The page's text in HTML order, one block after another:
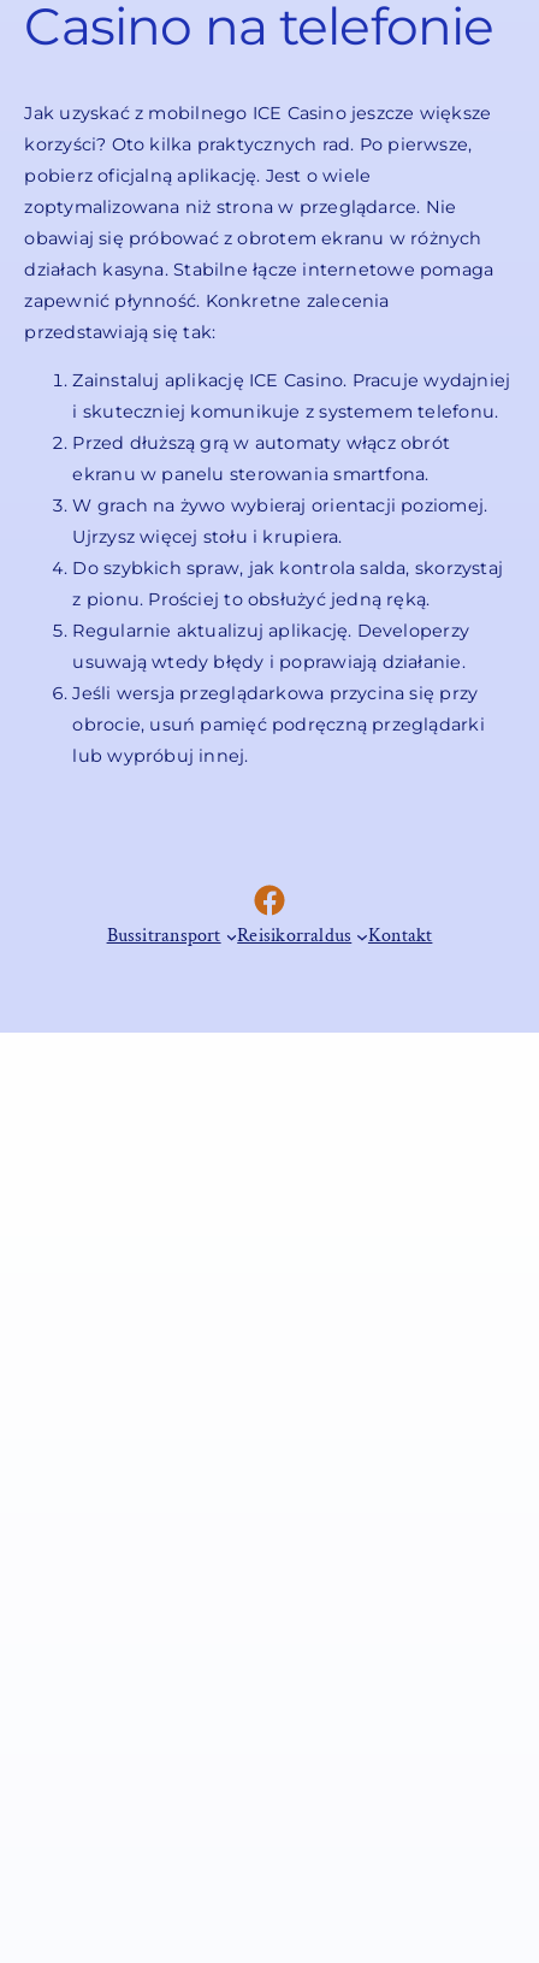
Casino na telefonie
Jak uzyskać z mobilnego ICE Casino jeszcze większe
korzyści? Oto kilka praktycznych rad. Po pierwsze,
pobierz oficjalną aplikację. Jest o wiele
zoptymalizowana niż strona w przeglądarce. Nie
obawiaj się próbować z obrotem ekranu w różnych
działach kasyna. Stabilne łącze internetowe pomaga
zapewnić płynność. Konkretne zalecenia
przedstawiają się tak:
Zainstaluj aplikację ICE Casino. Pracuje wydajniej
i skuteczniej komunikuje z systemem telefonu.
Przed dłuższą grą w automaty włącz obrót
ekranu w panelu sterowania smartfona.
W grach na żywo wybieraj orientacji poziomej.
Ujrzysz więcej stołu i krupiera.
Do szybkich spraw, jak kontrola salda, skorzystaj
z pionu. Prościej to obsłużyć jedną ręką.
Regularnie aktualizuj aplikację. Developerzy
usuwają wtedy błędy i poprawiają działanie.
Jeśli wersja przeglądarkowa przycina się przy
obrocie, usuń pamięć podręczną przeglądarki
lub wypróbuj innej.
Facebook
Bussitransport Reisikorraldus Kontakt